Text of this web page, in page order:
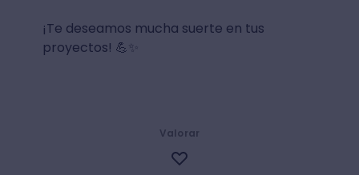
¡Te deseamos mucha suerte en tus
proyectos! 💪✨
Valorar